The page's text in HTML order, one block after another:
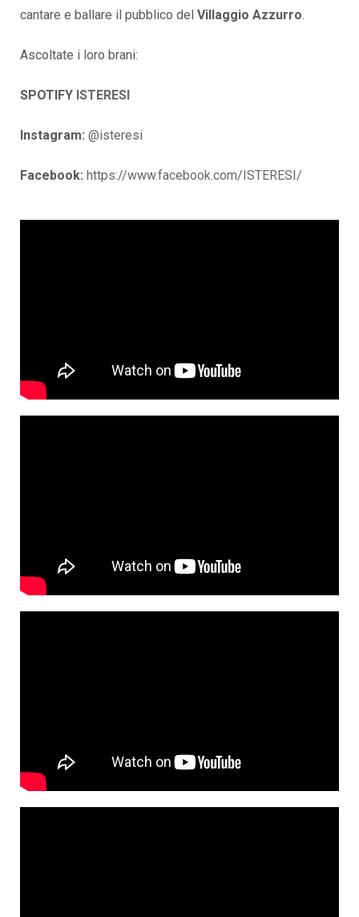
cantare e ballare il pubblico del Villaggio Azzurro.
Ascoltate i loro brani:
SPOTIFY ISTERESI
Instagram: @isteresi
Facebook: https://www.facebook.com/ISTERESI/